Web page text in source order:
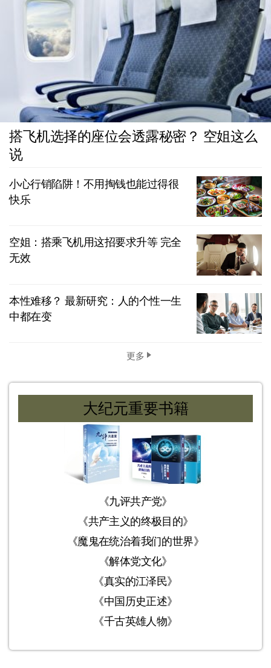
搭飞机选择的座位会透露秘密？ 空姐这么
说
小心行销陷阱！不用掏钱也能过得很
快乐
空姐：搭乘飞机用这招要求升等 完全
无效
本性难移？ 最新研究：人的个性一生
中都在变
更多
大纪元重要书籍
《九评共产党》
《共产主义的终极目的》
《魔鬼在统治着我们的世界》
《解体党文化》
《真实的江泽民》
《中国历史正述》
《千古英雄人物》